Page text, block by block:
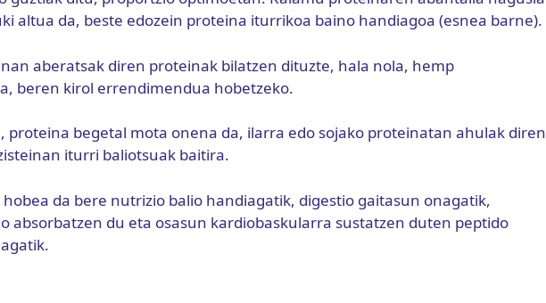
altua da, beste edozein proteina iturrikoa baino handiagoa (esnea barne).
aberatsak diren proteinak bilatzen dituzte, hala nola, hemp
beren kirol errendimendua hobetzeko.
proteina begetal mota onena da, ilarra edo sojako proteinatan ahulak diren
iturri baliotsuak baitira.
da bere nutrizio balio handiagatik, digestio gaitasun onagatik,
absorbatzen du eta osasun kardiobaskularra sustatzen duten peptido